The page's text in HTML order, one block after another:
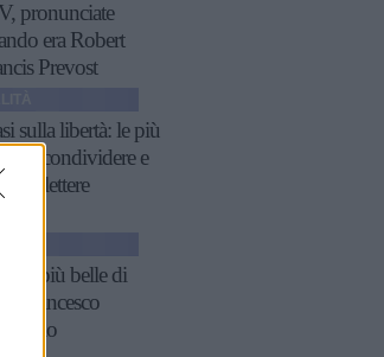
pronunciate
era Robert
Prevost
sulla libertà: le più
da condividere e
riflettere
frasi più belle di
Francesco